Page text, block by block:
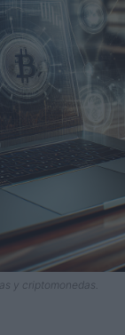
y criptomonedas.